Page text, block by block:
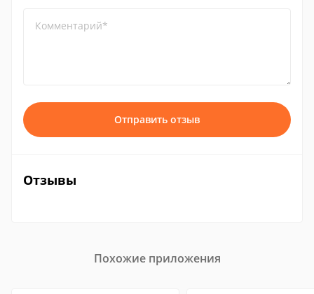
Комментарий*
Отправить отзыв
Отзывы
Похожие приложения